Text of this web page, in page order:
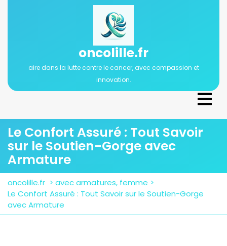
oncolille.fr
aire dans la lutte contre le cancer, avec compassion et
innovation.
Le Confort Assuré : Tout Savoir
sur le Soutien-Gorge avec
Armature
oncolille.fr > avec armatures, femme >
Le Confort Assuré : Tout Savoir sur le Soutien-Gorge
avec Armature